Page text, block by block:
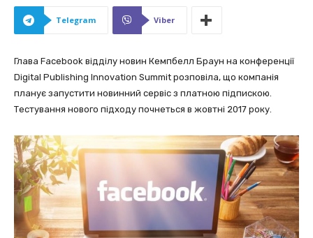
Telegram Viber
Глава Facebook відділу новин Кемпбелл Браун на конференції
Digital Publishing Innovation Summit розповіла, що компанія
планує запустити новинний сервіс з платною підпискою.
Тестування нового підходу почнеться в жовтні 2017 року.